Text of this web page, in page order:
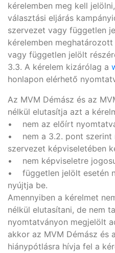
kérelemben meg kell
választási eljárás
szervezet vagy független
kérelemben
vagy független jelölt
3.3. A kérelem kizárólag a
honlapon elérhető
Az MVM Démász és az
nélkül elutasítja azt a
• nem az előírt
• nem a 3.2. pont szerint
szervezet képviseletében
• nem képviseletre
• független jelölt esetén
nyújtja be.
Amennyiben a kérelmet
nélkül elutasítani, de nem
nyomtatványon megjelölt
akkor az MVM Démász és
hiánypótlásra hívja fel a